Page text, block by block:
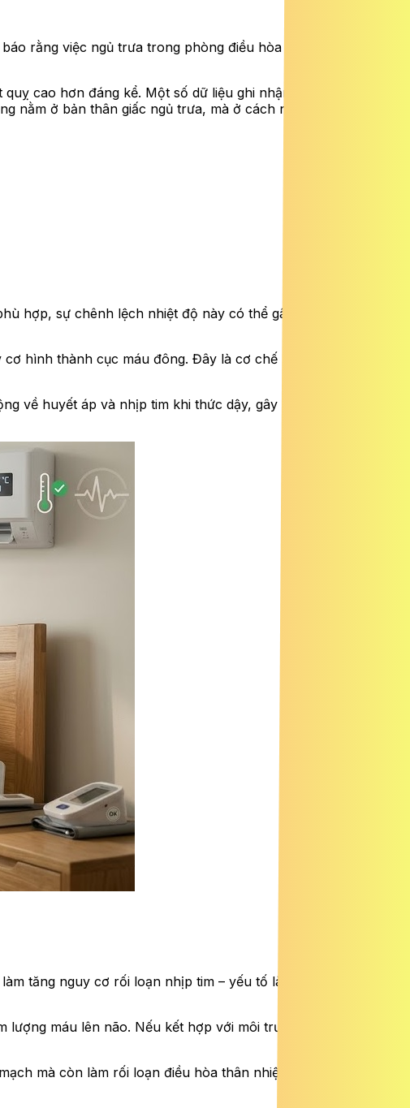
rằng việc ngủ trưa trong phòng điều hòa sai cách có thể
cao hơn đáng kể. Một số dữ liệu ghi nhận nhóm ngủ trưa
ở bản thân giấc ngủ trưa, mà ở cách ngủ và điều kiện
hợp, sự chênh lệch nhiệt độ này có thể gây co mạch máu
hình thành cục máu đông. Đây là cơ chế nguy hiểm có thể
về huyết áp và nhịp tim khi thức dậy, gây áp lực lên hệ tim
tăng nguy cơ rối loạn nhịp tim – yếu tố làm tăng nguy cơ đột
máu lên não. Nếu kết hợp với môi trường lạnh, nguy cơ
mà còn làm rối loạn điều hòa thân nhiệt, đặc biệt nguy